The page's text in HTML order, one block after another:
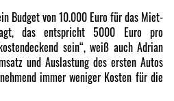
Budget von 10.000 Euro für das Miet-
das entspricht 5000 Euro pro
sein“, weiß auch Adrian
und Auslastung des ersten Autos
immer weniger Kosten für die